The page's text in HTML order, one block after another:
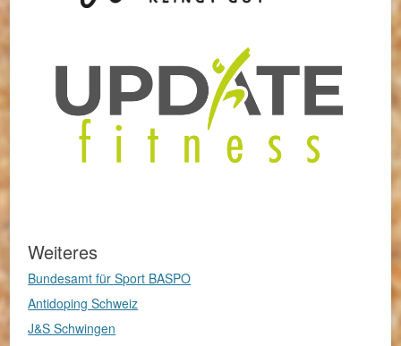
Weiteres
Bundesamt für Sport BASPO
Antidoping Schweiz
J&S Schwingen